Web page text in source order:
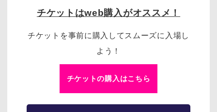
チケットはweb購入がオススメ！
チケットを事前に購入してスムーズに入場し
よう！
チケットの購入はこちら